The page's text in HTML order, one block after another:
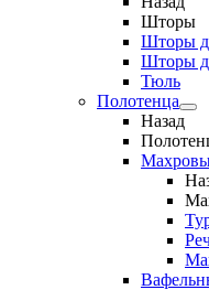
Шторы
Шторы
Шторы
Тюль
Полотенца
Назад